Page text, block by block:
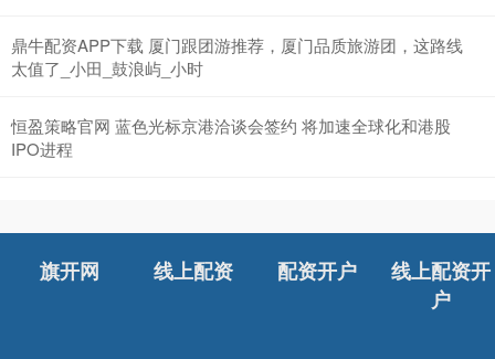
鼎牛配资APP下载 厦门跟团游推荐，厦门品质旅游团，这路线
太值了_小田_鼓浪屿_小时
恒盈策略官网 蓝色光标京港洽谈会签约 将加速全球化和港股
IPO进程
旗开网 线上配资 配资开户
线上配资开
户